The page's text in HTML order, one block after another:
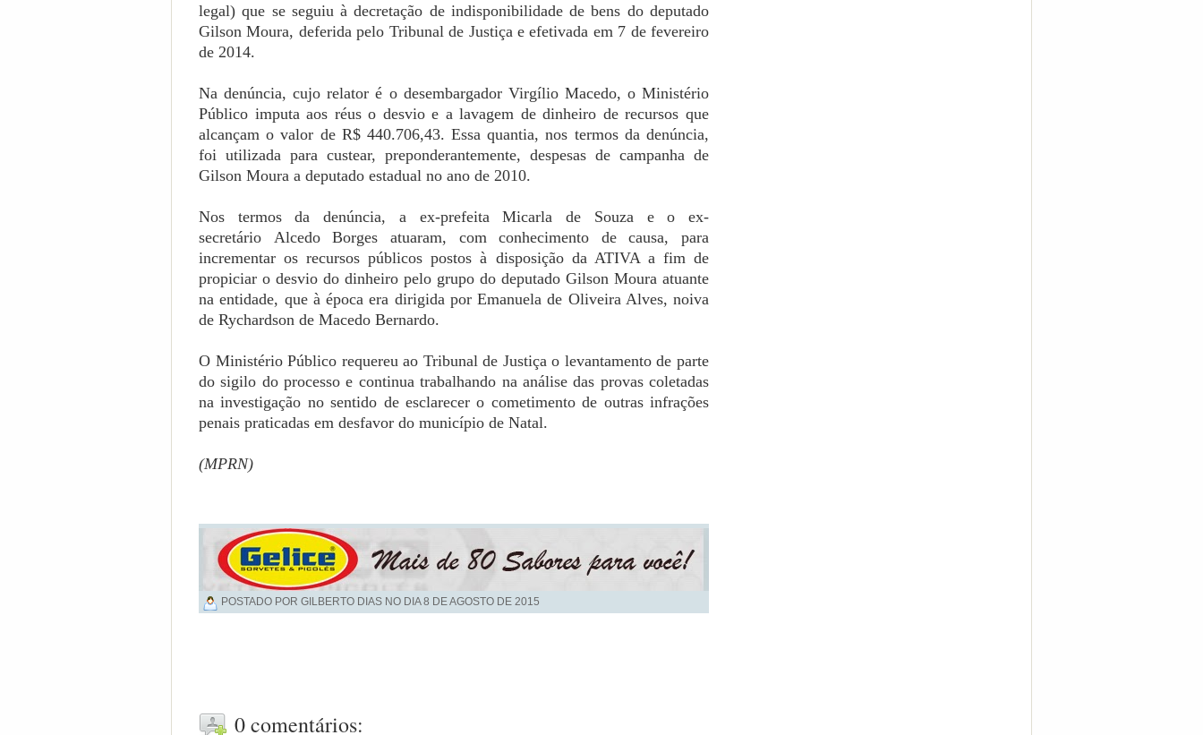
legal) que se seguiu à decretação de indisponibilidade de bens do deputado
Gilson Moura, deferida pelo Tribunal de Justiça e efetivada em 7 de fevereiro
de 2014.
Na denúncia, cujo relator é o desembargador Virgílio Macedo, o Ministério
Público imputa aos réus o desvio e a lavagem de dinheiro de recursos que
alcançam o valor de R$ 440.706,43. Essa quantia, nos termos da denúncia,
foi utilizada para custear, preponderantemente, despesas de campanha de
Gilson Moura a deputado estadual no ano de 2010.
Nos termos da denúncia, a ex-prefeitaMicarla de Souzae o ex-
secretário Alcedo Borges atuaram, com conhecimento de causa, para
incrementar os recursos públicos postos à disposição da ATIVA a fim de
propiciar o desvio do dinheiro pelo grupo do deputado Gilson Moura atuante
na entidade, que à época era dirigida por Emanuela de Oliveira Alves, noiva
de Rychardson de Macedo Bernardo.
O Ministério Público requereu ao Tribunal de Justiça o levantamento de parte
do sigilo do processo e continua trabalhando na análise das provas coletadas
na investigação no sentido de esclarecer o cometimento de outras infrações
penais praticadas em desfavor do município de Natal.
(MPRN)
POSTADO POR GILBERTO DIAS NO DIA8 DE AGOSTO DE 2015
0 comentários: